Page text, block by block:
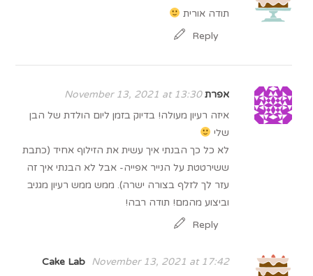
תודה אורית
Reply
אפרת November 13, 2021 at 13:30
איזה רעיון מעולה! בדיוק בזמן ליום הולדת של הבן
שלי
לא כל כך הבנתי איך עשית את הזילוף אחיד (כתבת
ששירטטת על הנייר אפייה- אבל לא הבנתי איך זה
עזר לך לזלף בצורה ישרה). ממש ממש רעיון מגניב
וביצוע מהמם! תודה רבה!
Reply
Cake Lab
November 13, 2021 at 17:42